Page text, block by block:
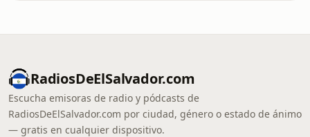
RadiosDeElSalvador.com
Escucha emisoras de radio y pódcasts de
RadiosDeElSalvador.com por ciudad, género o estado de ánimo
— gratis en cualquier dispositivo.